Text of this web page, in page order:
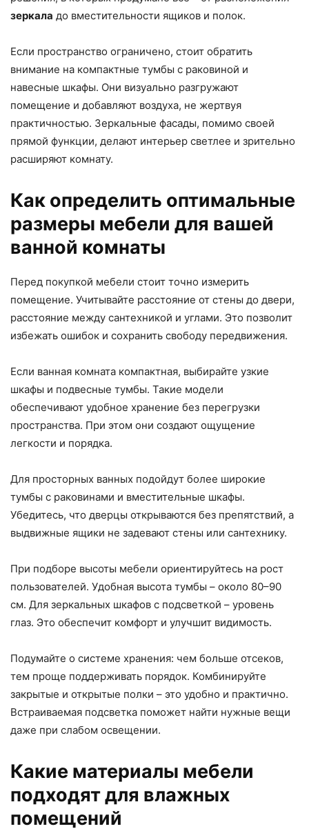
зеркала до вместительности ящиков и полок.
Если пространство ограничено, стоит обратить
внимание на компактные тумбы с раковиной и
навесные шкафы. Они визуально разгружают
помещение и добавляют воздуха, не жертвуя
практичностью. Зеркальные фасады, помимо своей
прямой функции, делают интерьер светлее и зрительно
расширяют комнату.
Как определить оптимальные
размеры мебели для вашей
ванной комнаты
Перед покупкой мебели стоит точно измерить
помещение. Учитывайте расстояние от стены до двери,
расстояние между сантехникой и углами. Это позволит
избежать ошибок и сохранить свободу передвижения.
Если ванная комната компактная, выбирайте узкие
шкафы и подвесные тумбы. Такие модели
обеспечивают удобное хранение без перегрузки
пространства. При этом они создают ощущение
легкости и порядка.
Для просторных ванных подойдут более широкие
тумбы с раковинами и вместительные шкафы.
Убедитесь, что дверцы открываются без препятствий, а
выдвижные ящики не задевают стены или сантехнику.
При подборе высоты мебели ориентируйтесь на рост
пользователей. Удобная высота тумбы – около 80–90
см. Для зеркальных шкафов с подсветкой – уровень
глаз. Это обеспечит комфорт и улучшит видимость.
Подумайте о системе хранения: чем больше отсеков,
тем проще поддерживать порядок. Комбинируйте
закрытые и открытые полки – это удобно и практично.
Встраиваемая подсветка поможет найти нужные вещи
даже при слабом освещении.
Какие материалы мебели
подходят для влажных
помещений